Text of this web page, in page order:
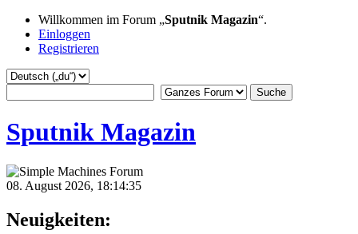
Willkommen im Forum „Sputnik Magazin“.
Einloggen
Registrieren
Sputnik Magazin
08. August 2026, 18:14:35
Neuigkeiten: